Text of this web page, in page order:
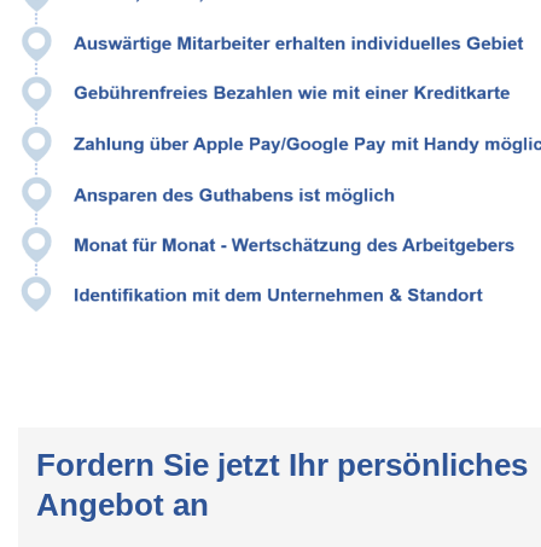
Fordern Sie jetzt Ihr persönliches
Angebot an